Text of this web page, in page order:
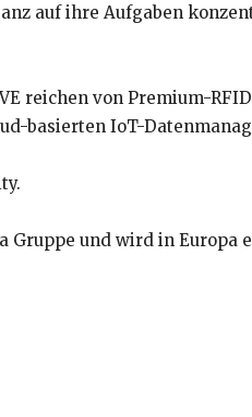
auf ihre Aufgaben
reichen von Premium-
basierten IoT-
Gruppe und wird in Europa